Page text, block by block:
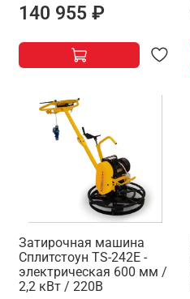
140 955 ₽
Затирочная машина
Сплитстоун TS-242E -
электрическая 600 мм /
2,2 кВт / 220В